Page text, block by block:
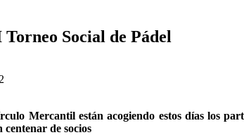
Social de Pádel
Mercantil están acogiendo estos días los
de socios